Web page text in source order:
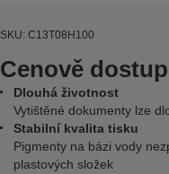
SKU: C13T08H100
Cenově
Dlouhá životnost
Vytištěné dokumenty lze
Stabilní kvalita tisku
Pigmenty na bázi vody
plastových složek